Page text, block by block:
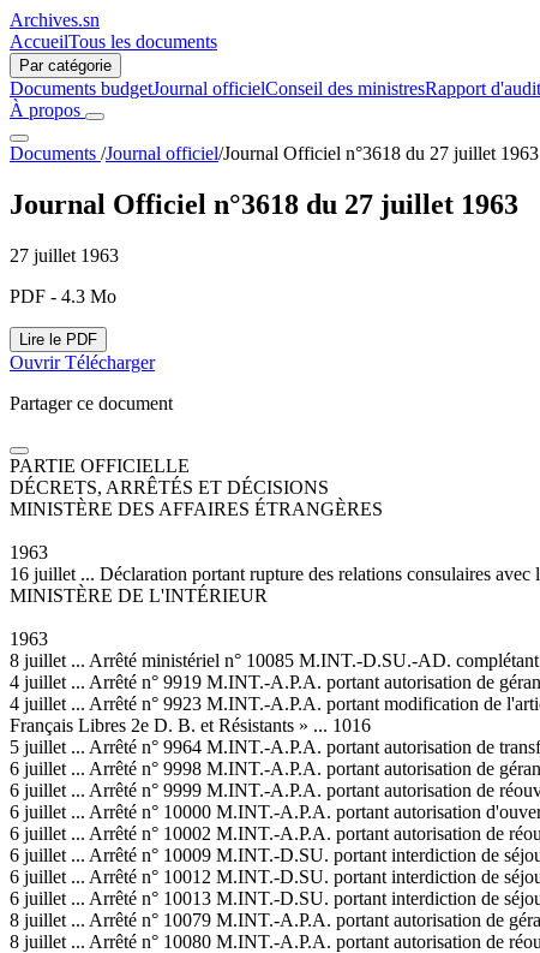
Archives.sn
AccueilTous les documents
Par catégorie
Documents budgetJournal officielConseil des ministresRapport d'audit
À propos
Documents /Journal officiel/Journal Officiel n°3618 du 27 juillet 1963
Journal Officiel n°3618 du 27 juillet 1963
27 juillet 1963
PDF - 4.3 Mo
Lire le PDF
OuvrirTélécharger
Partager ce document
PARTIE OFFICIELLE
DÉCRETS, ARRÊTÉS ET DÉCISIONS
MINISTÈRE DES AFFAIRES ÉTRANGÈRES
1963
16 juillet ... Déclaration portant rupture des relations consulaires
MINISTÈRE DE L'INTÉRIEUR
1963
8 juillet ... Arrêté ministériel n° 10085 M.INT.-D.SU.-AD.
4 juillet ... Arrêté n° 9919 M.INT.-A.P.A. portant autorisation de
4 juillet ... Arrêté n° 9923 M.INT.-A.P.A. portant modification de
Français Libres 2e D. B. et Résistants » ... 1016
5 juillet ... Arrêté n° 9964 M.INT.-A.P.A. portant autorisation de
6 juillet ... Arrêté n° 9998 M.INT.-A.P.A. portant autorisation de
6 juillet ... Arrêté n° 9999 M.INT.-A.P.A. portant autorisation de
6 juillet ... Arrêté n° 10000 M.INT.-A.P.A. portant autorisation
6 juillet ... Arrêté n° 10002 M.INT.-A.P.A. portant autorisation de
6 juillet ... Arrêté n° 10009 M.INT.-D.SU. portant interdiction de
6 juillet ... Arrêté n° 10012 M.INT.-D.SU. portant interdiction de
6 juillet ... Arrêté n° 10013 M.INT.-D.SU. portant interdiction de
8 juillet ... Arrêté n° 10079 M.INT.-A.P.A. portant autorisation de
8 juillet ... Arrêté n° 10080 M.INT.-A.P.A. portant autorisation de